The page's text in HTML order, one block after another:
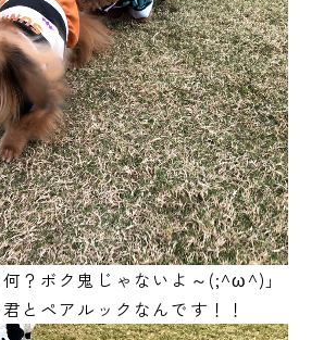
？ボク鬼じゃないよ～(;^ω^)」
とペアルックなんです！！